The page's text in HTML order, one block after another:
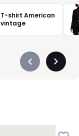
T-shirt American
vintage
Précédent